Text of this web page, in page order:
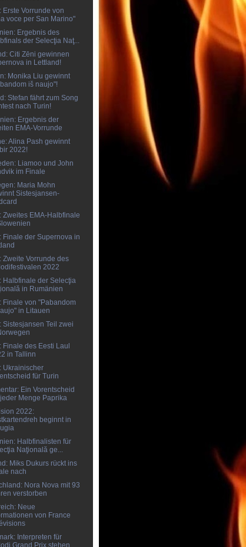
Erste Vorrunde von
voce per San Marino"
Ergebnis des
der Selecţia Naţ...
Citi Zēni gewinnen
in Lettland!
Monika Liu gewinnt
iš naujo"!
Stefan fährt zum Song
nach Turin!
Ergebnis der
EMA-Vorrunde
Alina Pash gewinnt
2022!
Liamoo und John
im Finale
Maria Mohn
Sistesjansen-
Zweites EMA-Halbfinale
Finale der Supernova in
Zweite Vorrunde des
2022
Halbfinale der Selecţia
in Rumänien
Finale von "Pabandom
in Litauen
Sistesjansen Teil zwei
Finale des Eesti Laul
in Tallinn
Ukrainischer
für Turin
Ein Vorentscheid
Menge Paprika
2022:
beginnt in
Halbfinalisten für
Naţională ge...
Miks Dukurs rückt ins
nach
Nora Nova mit 93
verstorben
Neue
von France
Interpreten für
Grand Prix stehen...